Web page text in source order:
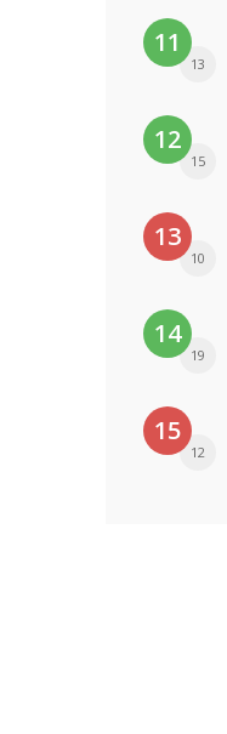
11
13
12
15
13
10
14
19
15
12